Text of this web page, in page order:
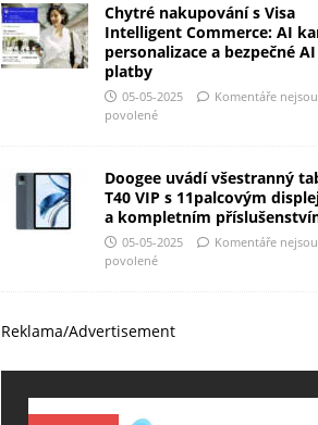
Chytré nakupování s Visa
Intelligent Commerce: AI
personalizace a bezpečné AI
platby
05-05-2025
Komentáře nejsou
povolené
Doogee uvádí všestranný
T40 VIP s 11palcovým
a kompletním
05-05-2025
Komentáře nejsou
povolené
Reklama/Advertisement